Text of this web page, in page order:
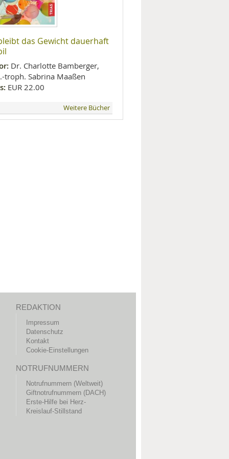
das Gewicht dauerhaft
Dr. Charlotte Bamberger,
troph. Sabrina Maaßen
EUR 22.00
Weitere Bücher
REDAKTION
Impressum
Datenschutz
Kontakt
Cookie-Einstellungen
NOTRUFNUMMERN
Notrufnummern (Weltweit)
Giftnotrufnummern (DACH)
Erste-Hilfe bei Herz-
Kreislauf-Stillstand